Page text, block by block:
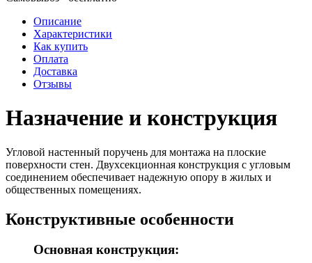
Описание
Характеристики
Как купить
Оплата
Доставка
Отзывы
Назначение и конструкция
Угловой настенный поручень для монтажа на плоские
поверхности стен. Двухсекционная конструкция с угловым
соединением обеспечивает надежную опору в жилых и
общественных помещениях.
Конструктивные особенности
Основная конструкция: